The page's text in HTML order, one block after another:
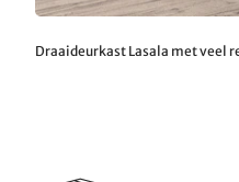
Draaideurkast Lasala met veel